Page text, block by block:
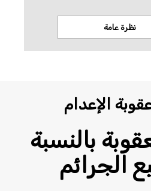
نظرة عامة
الإعدام
بالنسبة
الجرائم